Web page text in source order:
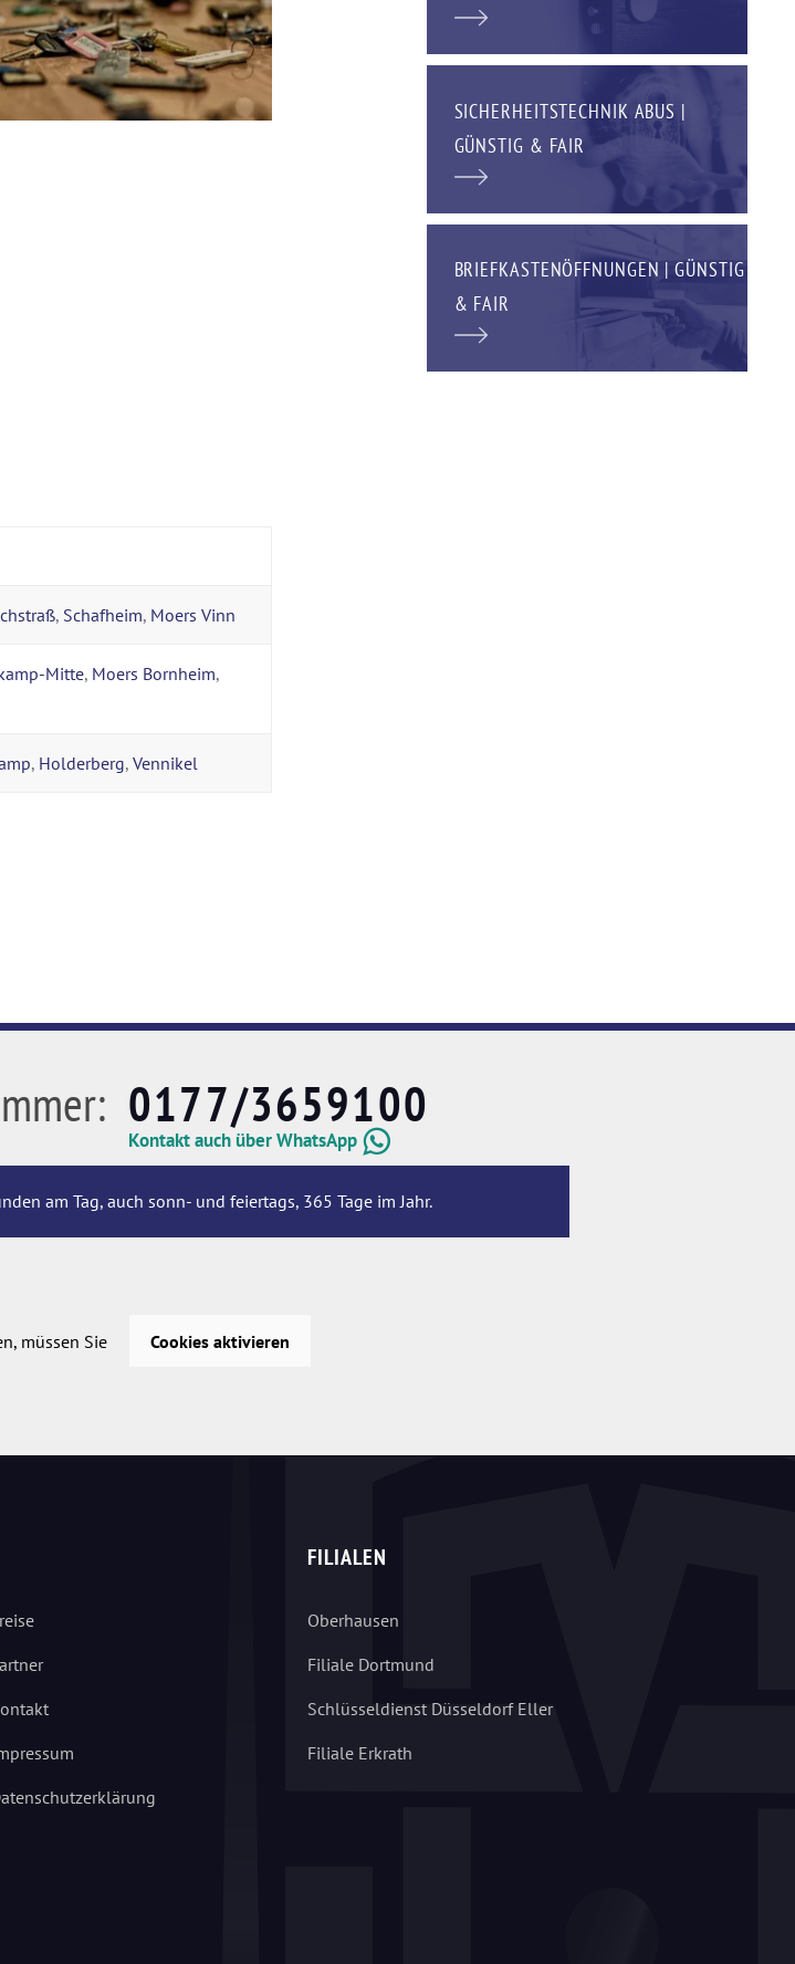
, Schafheim, Moers Vinn
Mitte, Moers Bornheim,
, Holderberg, Vennikel
SICHERHEITSTECHNIK ABUS |
GÜNSTIG & FAIR
BRIEFKASTENÖFFNUNGEN | GÜNSTIG
& FAIR
0177/3659100
Kontakt auch über WhatsApp
am Tag, auch sonn- und feiertags, 365 Tage im Jahr.
müssen Sie Cookies aktivieren
FILIALEN
Oberhausen
Filiale Dortmund
Schlüsseldienst Düsseldorf Eller
Filiale Erkrath